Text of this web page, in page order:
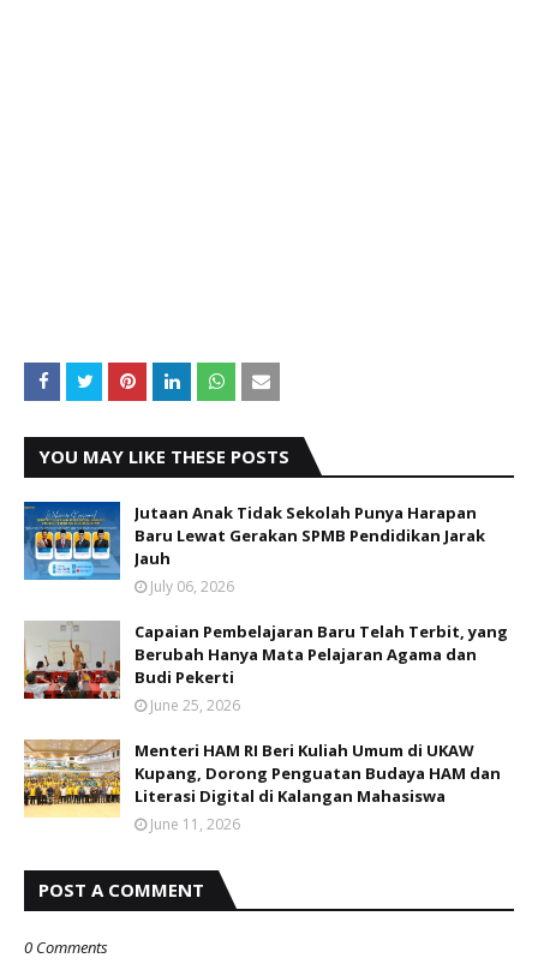
YOU MAY LIKE THESE POSTS
Jutaan Anak Tidak Sekolah Punya Harapan
Baru Lewat Gerakan SPMB Pendidikan Jarak
Jauh
July 06, 2026
Capaian Pembelajaran Baru Telah Terbit, yang
Berubah Hanya Mata Pelajaran Agama dan
Budi Pekerti
June 25, 2026
Menteri HAM RI Beri Kuliah Umum di UKAW
Kupang, Dorong Penguatan Budaya HAM dan
Literasi Digital di Kalangan Mahasiswa
June 11, 2026
POST A COMMENT
0 Comments